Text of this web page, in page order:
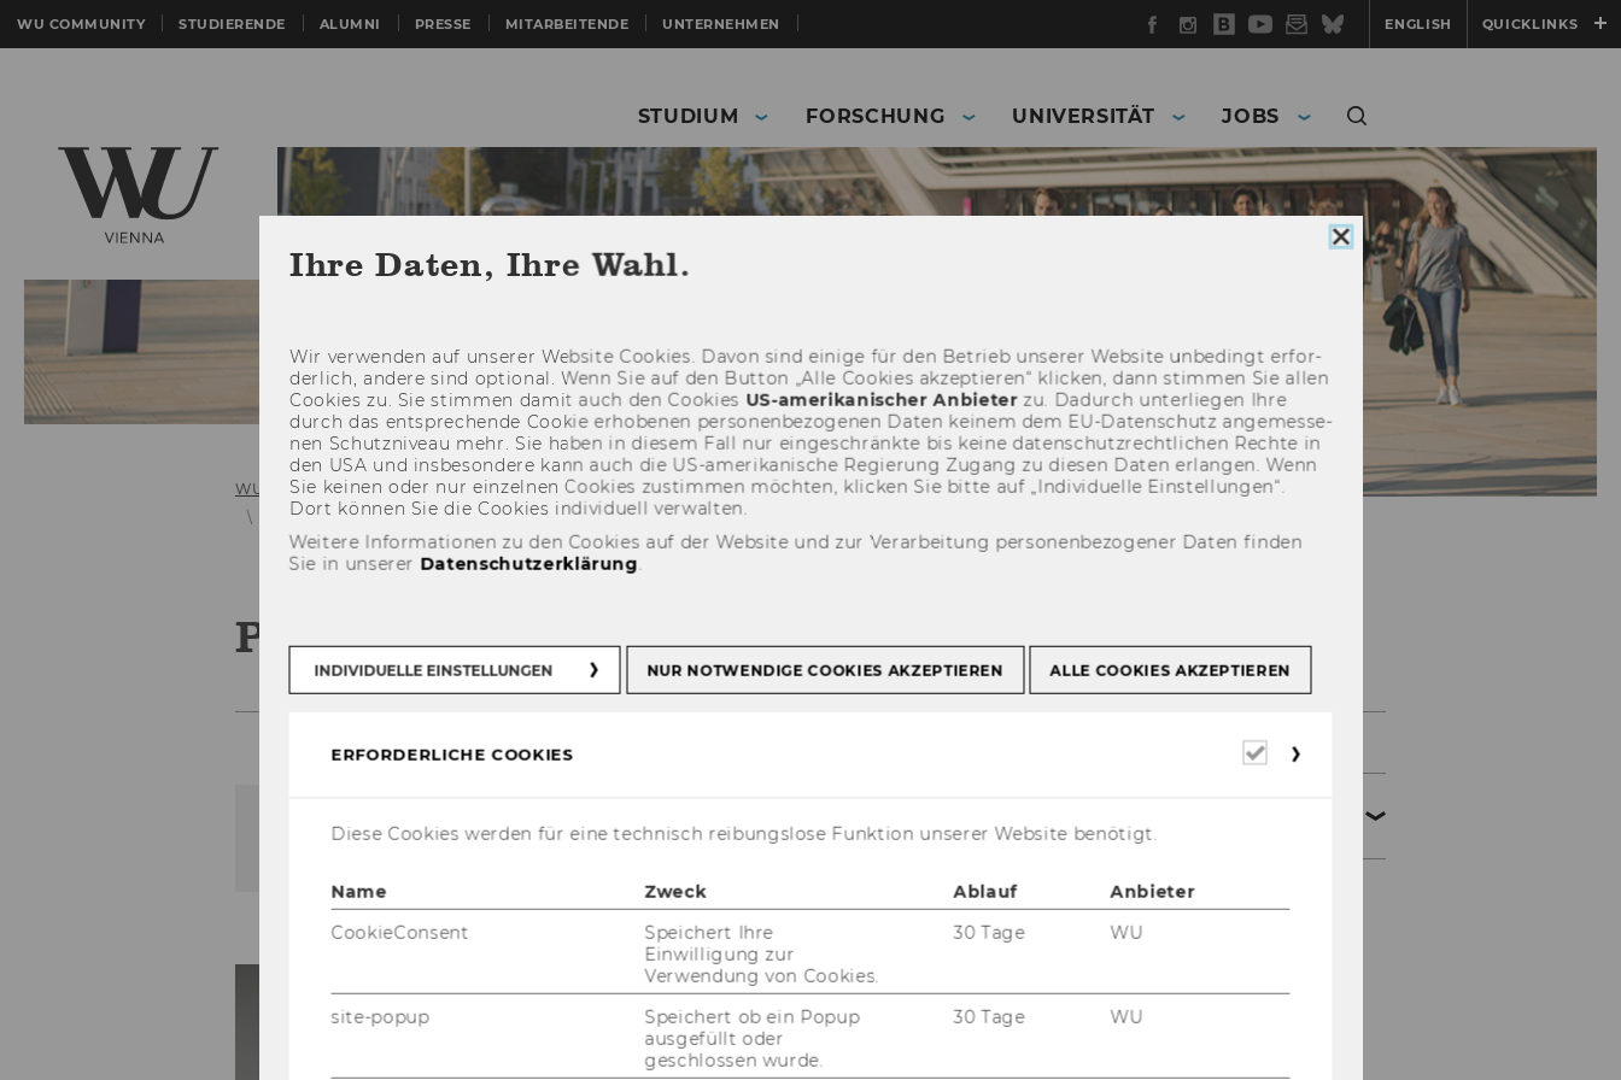
WU COMMUNITY STUDIERENDE ALUMNI PRESSE MITARBEITENDE UNTERNEHMEN Facebook
Instagram
WU
Blog
YouTube
Newsletter
BlueskyENGLISH QUICKLINKS
STUDIUM FORSCHUNG UNIVERSITÄT JOBS
WU (Wirtschaftsuniversität Wien)
Doctoral Program in International Business Taxation
Faculty
Supporting Faculty Members Prof. Alfons Weichenrieder
Prof. Alfons Weichenrieder
Der Inhalt dieser Seite ist aktuell nur auf Englisch verfügbar.
Prof. Al­fons Wei­chen­rie­deris a full pro­fes­sor
of Eco­no­mics and Pu­blic Fi­nan­ce at Goethe-​
University Frank­furt and a research-​oriented
guest pro­fes­sor at the WU Re­se­arch In­sti­tu­te
Faculty
Faculty members
Members
Prof. Harald Amberger
Cookie
Consent
schließen
Ihre Daten, Ihre Wahl.
Wir ver­wen­den auf un­se­rer Web­site Coo­kies. Davon sind ei­ni­ge für den Be­trieb un­se­rer Web­site un­be­dingt er­for­
der­lich, an­de­re sind op­tio­nal. Wenn Sie auf den But­ton „Alle Coo­kies ak­zep­tie­ren“ kli­cken, dann stim­men Sie allen
Coo­kies zu. Sie stim­men damit auch den Coo­kies US-​amerikanischer An­bie­terzu. Da­durch un­ter­lie­gen Ihre
durch das ent­spre­chen­de Coo­kie er­ho­be­nen per­so­nen­be­zo­ge­nen Daten kei­nem dem EU-​Datenschutz an­ge­mes­se­
nen Schutz­ni­veau mehr. Sie haben in die­sem Fall nur ein­ge­schränk­te bis keine da­ten­schutz­recht­li­chen Rech­te in
den USA und ins­be­son­de­re kann auch die US-​amerikanische Re­gie­rung Zu­gang zu die­sen Daten er­lan­gen. Wenn
Sie kei­nen oder nur ein­zel­nen Coo­kies zu­stim­men möch­ten, kli­cken Sie bitte auf „In­di­vi­du­el­le Ein­stel­lun­gen“.
Dort kön­nen Sie die Coo­kies in­di­vi­du­ell ver­wal­ten.
Weitere Informationen zu den Cookies auf der Website und zur Verarbeitung personenbezogener Daten finden
Sie in unserer Datenschutzerklärung.
INDIVIDUELLE EINSTELLUNGEN NUR NOTWENDIGE COOKIES AKZEPTIEREN ALLE COOKIES AKZEPTIEREN
ERFORDERLICHE COOKIES
Erforderliche
Diese Cookies werden für eine technisch reibungslose Funktion unserer Website benötigt.
Name Zweck Ablauf
Anbieter
CookieConsent
Speichert Ihre
Einwilligung zur
Verwendung von Cookies.
30 Tage WU
site-popup
Speichert ob ein Popup
ausgefüllt oder
geschlossen wurde.
30 Tage WU